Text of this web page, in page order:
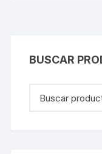
BUSCAR